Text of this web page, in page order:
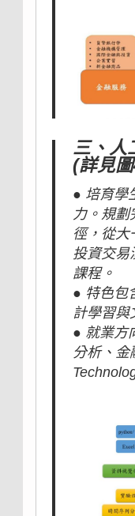
三、人
(詳見
● 培育學
力。規劃
徑，從大
投資交易
課程。
● 特色包
計學習與
● 就業方
分析、金